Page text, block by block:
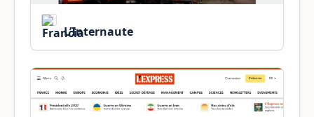
L’Internaute